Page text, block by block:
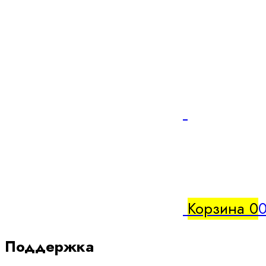
Корзина 0
Поддержка